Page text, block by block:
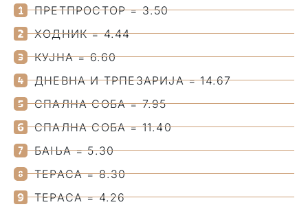
ПРЕТПРОСТОР = 3.50
ХОДНИК = 4.44
КУЈНА = 6.60
ДНЕВНА И ТРПЕЗАРИЈА = 14.67
СПАЛНА СОБА = 7.95
СПАЛНА СОБА = 11.40
БАЊА = 5.30
ТЕРАСА = 8.30
ТЕРАСА = 4.26